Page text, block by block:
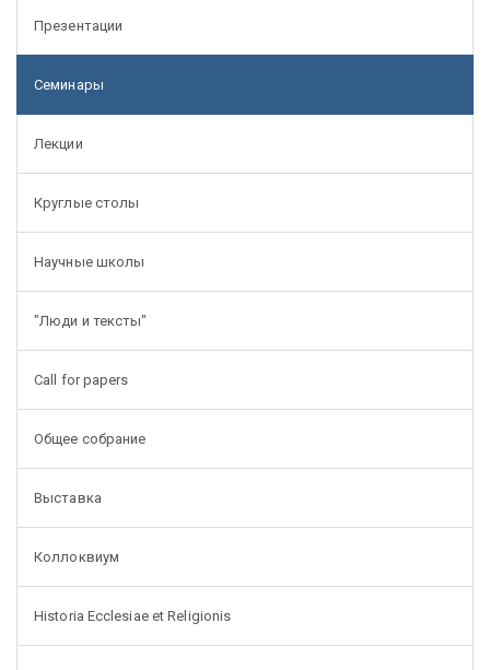
Презентации
Семинары
Лекции
Круглые столы
Научные школы
"Люди и тексты"
Call for papers
Общее собрание
Выставка
Коллоквиум
Historia Ecclesiae et Religionis